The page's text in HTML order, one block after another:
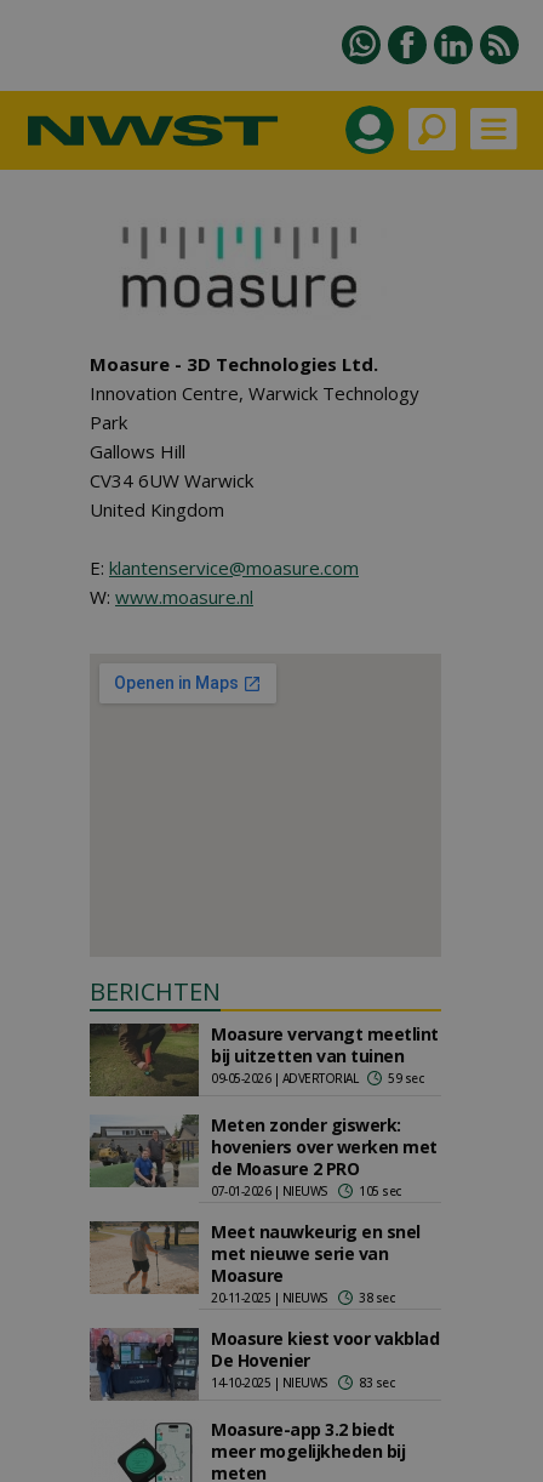
Moasure - 3D Technologies Ltd.
Innovation Centre, Warwick Technology
Park
Gallows Hill
CV34 6UW Warwick
United Kingdom
E: klantenservice@moasure.com
W: www.moasure.nl
BERICHTEN
Moasure vervangt meetlint
bij uitzetten van tuinen
09-05-2026 | ADVERTORIAL 59 sec
Meten zonder giswerk:
hoveniers over werken met
de Moasure 2 PRO
07-01-2026 | NIEUWS 105 sec
Meet nauwkeurig en snel
met nieuwe serie van
Moasure
20-11-2025 | NIEUWS 38 sec
Moasure kiest voor vakblad
De Hovenier
14-10-2025 | NIEUWS 83 sec
Moasure-app 3.2 biedt
meer mogelijkheden bij
meten